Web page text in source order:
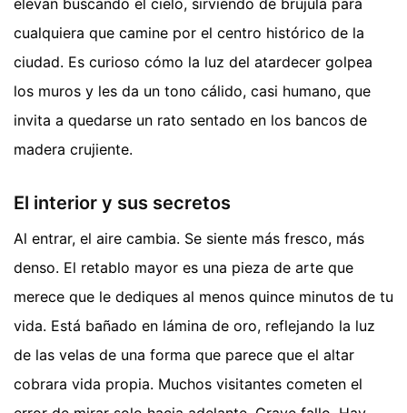
cualquiera que camine por el centro histórico de la
ciudad. Es curioso cómo la luz del atardecer golpea
los muros y les da un tono cálido, casi humano, que
invita a quedarse un rato sentado en los bancos de
madera crujiente.
El interior y sus secretos
Al entrar, el aire cambia. Se siente más fresco, más
denso. El retablo mayor es una pieza de arte que
merece que le dediques al menos quince minutos de tu
vida. Está bañado en lámina de oro, reflejando la luz
de las velas de una forma que parece que el altar
cobrara vida propia. Muchos visitantes cometen el